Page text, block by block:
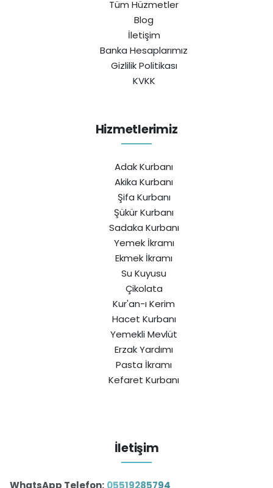
Tüm Hüzmetler
Blog
İletişim
Banka Hesaplarımız
Gizlilik Politikası
KVKK
Hizmetlerimiz
Adak Kurbanı
Akika Kurbanı
Şifa Kurbanı
Şükür Kurbanı
Sadaka Kurbanı
Yemek İkramı
Ekmek İkramı
Su Kuyusu
Çikolata
Kur'an-ı Kerim
Hacet Kurbanı
Yemekli Mevlüt
Erzak Yardımı
Pasta İkramı
Kefaret Kurbanı
İletişim
WhatsApp Telefon: 05519285794